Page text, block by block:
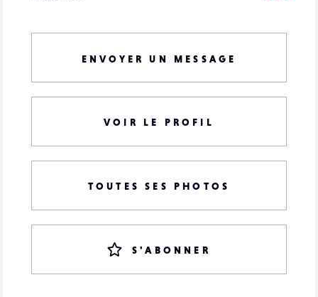
ENVOYER UN MESSAGE
VOIR LE PROFIL
TOUTES SES PHOTOS
S'ABONNER